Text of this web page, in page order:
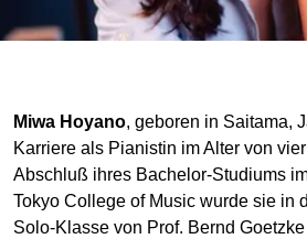
Miwa Hoyano, geboren in Saitama,
Karriere als Pianistin im Alter von
Abschluß ihres Bachelor-Studiums
Tokyo College of Music wurde sie in
Solo-Klasse von Prof. Bernd